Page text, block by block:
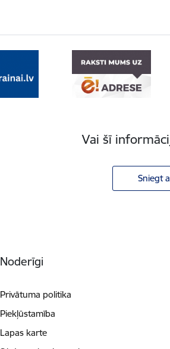
Vai šī
Sniegt
Noderīgi
Privātuma politika
Piekļūstamība
Lapas karte